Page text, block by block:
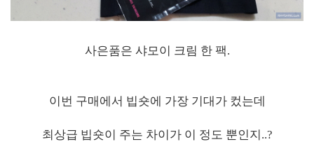
사은품은 샤모이 크림 한 팩.
이번 구매에서 빕숏에 가장 기대가 컸는데
최상급 빕숏이 주는 차이가 이 정도 뿐인지..?